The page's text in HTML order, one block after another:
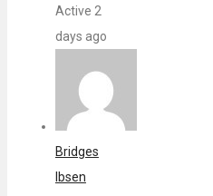
Active 2
days ago
Bridges
Ibsen